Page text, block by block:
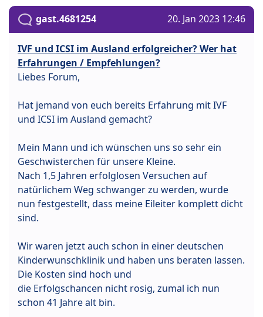
gast.4681254 20. Jan 2023 12:46
IVF und ICSI im Ausland erfolgreicher? Wer hat
Erfahrungen / Empfehlungen?
Liebes Forum,
Hat jemand von euch bereits Erfahrung mit IVF
und ICSI im Ausland gemacht?
Mein Mann und ich wünschen uns so sehr ein
Geschwisterchen für unsere Kleine.
Nach 1,5 Jahren erfolglosen Versuchen auf
natürlichem Weg schwanger zu werden, wurde
nun festgestellt, dass meine Eileiter komplett dicht
sind.
Wir waren jetzt auch schon in einer deutschen
Kinderwunschklinik und haben uns beraten lassen.
Die Kosten sind hoch und
die Erfolgschancen nicht rosig, zumal ich nun
schon 41 Jahre alt bin.